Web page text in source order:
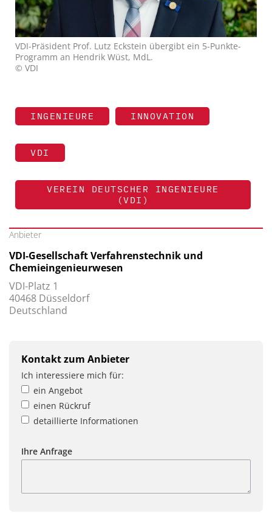
VDI-Präsident Prof. Lutz Eckstein übergibt ein 5-Punkte-
Programm an Hendrik Wüst, MdL.
© VDI
INGENIEURE INNOVATION
VDI
VEREIN DEUTSCHER INGENIEURE
(VDI)
Anbieter
VDI-Gesellschaft Verfahrenstechnik und
Chemieingenieurwesen
VDI-Platz 1
40468 Düsseldorf
Deutschland
Kontakt zum Anbieter
Ich interessiere mich für:
ein Angebot
einen Rückruf
detaillierte Informationen
Ihre Anfrage